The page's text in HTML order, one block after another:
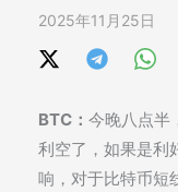
2025年11月25日
BTC： 今晚八点半
利空了，如果是利
响，对于比特币短